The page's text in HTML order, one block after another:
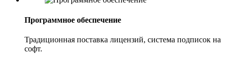
Программное обеспечение
Традиционная поставка лицензий, система подписок на
софт.